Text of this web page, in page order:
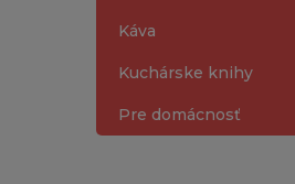
Káva
Kuchárske knihy
Pre domácnosť